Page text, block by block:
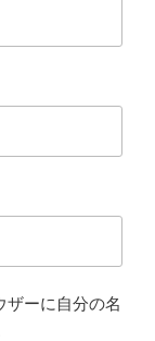
ザーに自分の名